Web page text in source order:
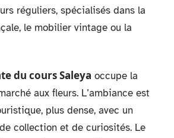
réguliers, spécialisés dans la
le mobilier vintage ou la
du cours Saleya occupe la
aux fleurs. L’ambiance est
plus dense, avec un
collection et de curiosités. Le